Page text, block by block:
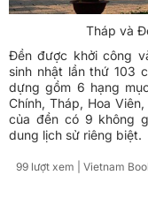
Tháp và
Đền được khởi công
sinh nhật lần thứ 103
dựng gồm 6 hạng
Chính, Tháp, Hoa
của đền có 9 không
dung lịch sử riêng biệt.
99 lượt xem | Vietnam